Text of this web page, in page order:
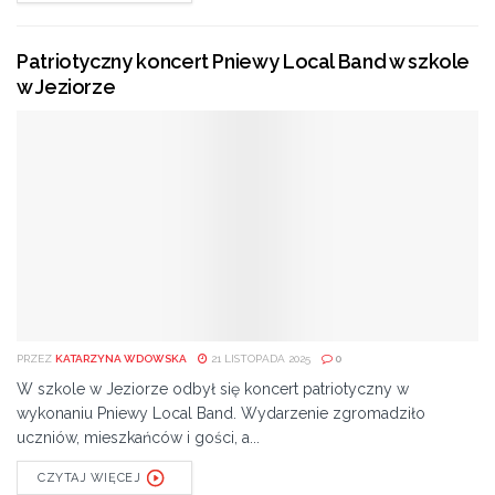
rzeczy – zakończył Wojciech Skurkiewicz, wiceminister
Dodajmy, że zgodnie z planami PPL-u do Radomia z
Patriotyczny koncert Pniewy Local Band w szkole
w Jeziorze
PRZEZ KATARZYNA WDOWSKA 21 LISTOPADA 2025 0
W szkole w Jeziorze odbył się koncert patriotyczny w
wykonaniu Pniewy Local Band. Wydarzenie zgromadziło
uczniów, mieszkańców i gości, a...
CZYTAJ WIĘCEJ